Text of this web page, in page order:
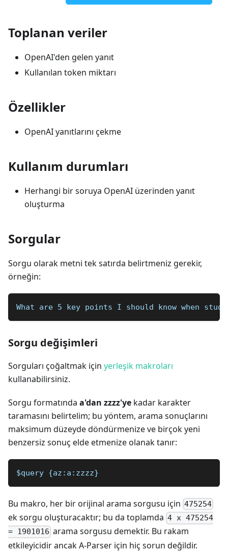
Toplanan veriler
OpenAI'den gelen yanıt
Kullanılan token miktarı
Özellikler
OpenAI yanıtlarını çekme
Kullanım durumları
Herhangi bir soruya OpenAI üzerinden yanıt
oluşturma
Sorgular
Sorgu olarak metni tek satırda belirtmeniz gerekir,
örneğin:
What are 5 key points I should know when
Sorgu değişimleri
Sorguları çoğaltmak için yerleşik makroları
kullanabilirsiniz.
Sorgu formatında a'dan zzzz'ye kadar karakter
taramasını belirtelim; bu yöntem, arama sonuçlarını
maksimum düzeyde döndürmenize ve birçok yeni
benzersiz sonuç elde etmenize olanak tanır:
$query {az:a:zzzz}
Bu makro, her bir orijinal arama sorgusu için 475254
ek sorgu oluşturacaktır; bu da toplamda 4 x 475254
= 1901016 arama sorgusu demektir. Bu rakam
etkileyicidir ancak A-Parser için hiç sorun değildir.